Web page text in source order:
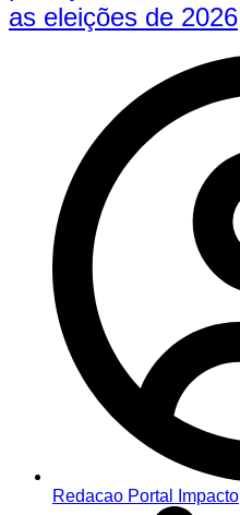
as eleições de 2026
Redacao Portal Impacto